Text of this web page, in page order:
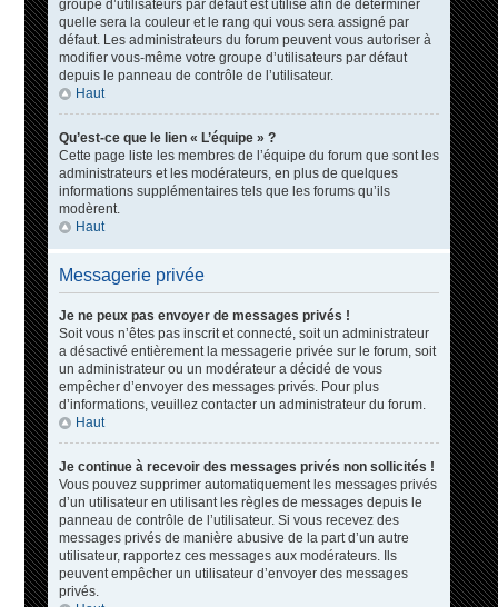
groupe d’utilisateurs par défaut est utilisé afin de déterminer
quelle sera la couleur et le rang qui vous sera assigné par
défaut. Les administrateurs du forum peuvent vous autoriser à
modifier vous-même votre groupe d’utilisateurs par défaut
depuis le panneau de contrôle de l’utilisateur.
Haut
Qu’est-ce que le lien « L’équipe » ?
Cette page liste les membres de l’équipe du forum que sont les
administrateurs et les modérateurs, en plus de quelques
informations supplémentaires tels que les forums qu’ils
modèrent.
Haut
Messagerie privée
Je ne peux pas envoyer de messages privés !
Soit vous n’êtes pas inscrit et connecté, soit un administrateur
a désactivé entièrement la messagerie privée sur le forum, soit
un administrateur ou un modérateur a décidé de vous
empêcher d’envoyer des messages privés. Pour plus
d’informations, veuillez contacter un administrateur du forum.
Haut
Je continue à recevoir des messages privés non sollicités !
Vous pouvez supprimer automatiquement les messages privés
d’un utilisateur en utilisant les règles de messages depuis le
panneau de contrôle de l’utilisateur. Si vous recevez des
messages privés de manière abusive de la part d’un autre
utilisateur, rapportez ces messages aux modérateurs. Ils
peuvent empêcher un utilisateur d’envoyer des messages
privés.